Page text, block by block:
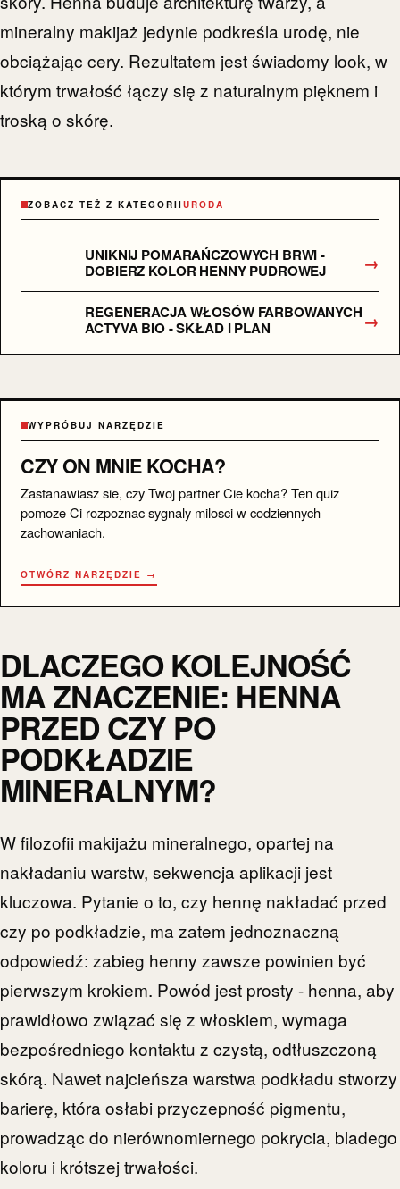
mineralny makijaż jedynie podkreśla urodę, nie
obciążając cery. Rezultatem jest świadomy look, w
którym trwałość łączy się z naturalnym pięknem i
troską o skórę.
ZOBACZ TEŻ Z KATEGORIIURODA
UNIKNIJ POMARAŃCZOWYCH BRWI -
DOBIERZ KOLOR HENNY PUDROWEJ
→
REGENERACJA WŁOSÓW FARBOWANYCH
ACTYVA BIO - SKŁAD I PLAN
→
WYPRÓBUJ NARZĘDZIE
CZY ON MNIE KOCHA?
Zastanawiasz sie, czy Twoj partner Cie kocha? Ten quiz
pomoze Ci rozpoznac sygnaly milosci w codziennych
zachowaniach.
OTWÓRZ NARZĘDZIE →
DLACZEGO KOLEJNOŚĆ
MA ZNACZENIE: HENNA
PRZED CZY PO
PODKŁADZIE
MINERALNYM?
W filozofii makijażu mineralnego, opartej na
nakładaniu warstw, sekwencja aplikacji jest
kluczowa. Pytanie o to, czy hennę nakładać przed
czy po podkładzie, ma zatem jednoznaczną
odpowiedź: zabieg henny zawsze powinien być
pierwszym krokiem. Powód jest prosty - henna, aby
prawidłowo związać się z włoskiem, wymaga
bezpośredniego kontaktu z czystą, odtłuszczoną
skórą. Nawet najcieńsza warstwa podkładu stworzy
barierę, która osłabi przyczepność pigmentu,
prowadząc do nierównomiernego pokrycia, bladego
koloru i krótszej trwałości.